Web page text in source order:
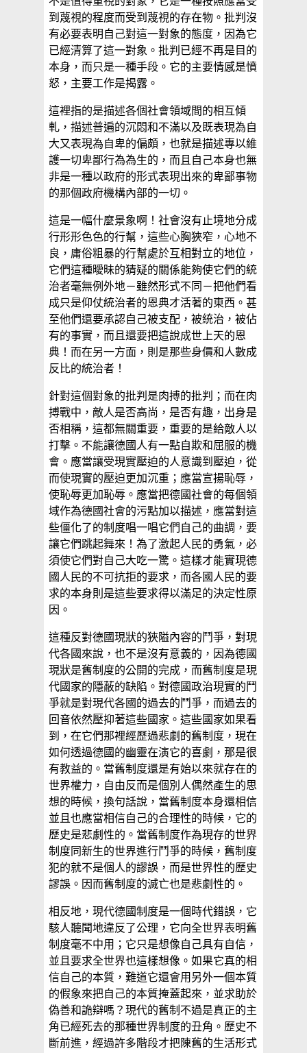
到蔑視的程度而受到蔑視的存在物。批判沒
有必要表明自己對這一對象的態度，因為它
已經清算了這一對象。批判已經不再是目的
本身，而只是一種手段。它的主要情感是憤
怒，主要工作是揭露。
這裡指的是描述各個社會領域間的相互傾
軋，描述普遍的沉悶和不滿以及既表現為自
大又表現為自卑的偏頗，也就是描述專以維
護一切卑鄙行為為生的，而且自己本身也無
非是一種以政府的形式表現出來的卑鄙事物
的那個政府機構內部的一切。
這是一幅什麼景象啊！社會沒有止境地分成
行形形色色的行幫，這些心胸狹窄，心地不
良，庸俗粗暴的行幫處於互相對立的地位，
它們這種曖昧的猜疑的關係能夠使它們的統
治者毫無例外地－雖然形式不同－把他們看
成只是仰仗統治者的恩典才活著的東西。甚
至他們還要承認自己被支配，被統治，被佔
有的事實，而且還要把這說成世上天的恩
典！而在另一方面，則是那些身價和人數成
反比的統治者！
針對這個對象的批判是肉搏的批判；而在肉
搏戰中，敵人是否高尚，是否有趣，出身是
否相稱，這都無關重要，重要的是給敵人以
打擊。不能讓德國人有一點自欺和屈服的機
會。應當讓受現實壓迫的人意識到壓迫，從
而使現實的壓迫更加沉重；應當宣揚恥辱，
使恥辱更加恥辱。應當把德國社會的每個領
域作為德國社會的污點加以描述，應當對這
些僵化了的制度唱一唱它們自己的曲調，要
讓它們跳起舞來！為了激起人民的勇氣，必
須使它們對自己大吃一驚。這樣才能實現德
國人民的不可抗拒的要求，而各國人民的要
求的本身則是這些要求得以滿足的決定性原
因。
這種反對德國現狀的狹隘內容的鬥爭，對現
代各國來說，也不是沒有意義的，因為德國
現狀是舊制度的公開的完成，而舊制度是現
代國家的隱蔽的缺陷。對德國政治現實的鬥
爭就是對現代各國的過去的鬥爭，而過去的
回音依然壓抑著這些國家。這些國家如果看
到，在它們那裡經歷過悲劇的舊制度，現在
如何透過德國的幽靈在演它的喜劇，那是很
有教益的。當舊制度還是有始以來就存在的
世界權力，自由反而是個別人偶然產生的思
想的時候，換句話說，當舊制度本身還相信
並且也應當相信自己的合理性的時候，它的
歷史是悲劇性的。當舊制度作為現存的世界
制度同新生的世界進行鬥爭的時候，舊制度
犯的就不是個人的謬誤，而是世界性的歷史
謬誤。因而舊制度的滅亡也是悲劇性的。
相反地，現代德國制度是一個時代錯誤，它
駭人聽聞地違反了公理，它向全世界表明舊
制度毫不中用；它只是想像自己具有自信，
並且要求全世界也這樣想像。如果它真的相
信自己的本質，難道它還會用另外一個本質
的假象來把自己的本質掩蓋起來，並求助於
偽善和詭辯嗎？現代的舊制不過是真正的主
角已經死去的那種世界制度的丑角。歷史不
斷前進，經過許多階段才把陳舊的生活形式